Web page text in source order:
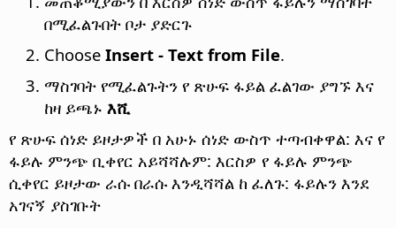
በሚፈልጉበት ቦታ ያድርጉ
Choose Insert - Text from File.
ማስገባት የሚፈልጉትን የ ጽሁፍ ፋይል ፈልገው ያግኙ እና
ከዛ ይጫኑ እሺ
የ ጽሁፍ ሰነድ ይዞታዎች በ አሁኑ ሰነድ ውስጥ ተጣብቀዋል: እና የ
ፋይሉ ምንጭ ቢቀየር አይሻሻሉም: እርስዎ የ ፋይሉ ምንጭ
ሲቀየር ይዞታው ራሱ በራሱ እንዲሻሻል ከ ፈለጉ: ፋይሉን እንደ
አገናኝ ያስገቡት